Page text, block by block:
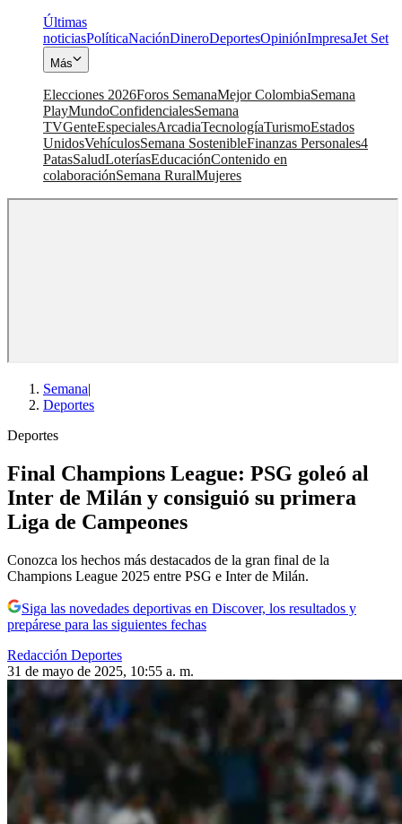
Últimas
noticiasPolíticaNaciónDineroDeportesOpiniónImpresaJet Set
Más
Elecciones 2026Foros SemanaMejor ColombiaSemana
PlayMundoConfidencialesSemana
TVGenteEspecialesArcadiaTecnologíaTurismoEstados
UnidosVehículosSemana SostenibleFinanzas Personales4
PatasSaludLoteríasEducaciónContenido en
colaboraciónSemana RuralMujeres
Semana|
Deportes
Deportes
Final Champions League: PSG goleó al
Inter de Milán y consiguió su primera
Liga de Campeones
Conozca los hechos más destacados de la gran final de la
Champions League 2025 entre PSG e Inter de Milán.
Siga las novedades deportivas en Discover, los resultados y
prepárese para las siguientes fechas
Redacción Deportes
31 de mayo de 2025, 10:55 a. m.